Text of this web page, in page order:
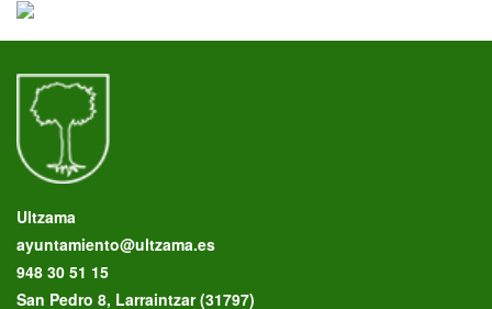
Ultzama
ayuntamiento@ultzama.es
948 30 51 15
San Pedro 8, Larraintzar (31797)